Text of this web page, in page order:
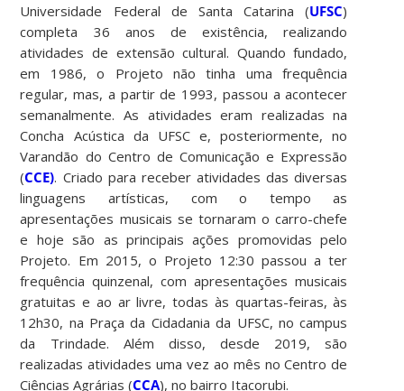
Universidade Federal de Santa Catarina (UFSC)
completa 36 anos de existência, realizando
atividades de extensão cultural. Quando fundado,
em 1986, o Projeto não tinha uma frequência
regular, mas, a partir de 1993, passou a acontecer
semanalmente. As atividades eram realizadas na
Concha Acústica da UFSC e, posteriormente, no
Varandão do Centro de Comunicação e Expressão
(CCE). Criado para receber atividades das diversas
linguagens artísticas, com o tempo as
apresentações musicais se tornaram o carro-chefe
e hoje são as principais ações promovidas pelo
Projeto. Em 2015, o Projeto 12:30 passou a ter
frequência quinzenal, com apresentações musicais
gratuitas e ao ar livre, todas às quartas-feiras, às
12h30, na Praça da Cidadania da UFSC, no campus
da Trindade. Além disso, desde 2019, são
realizadas atividades uma vez ao mês no Centro de
Ciências Agrárias (CCA), no bairro Itacorubi.